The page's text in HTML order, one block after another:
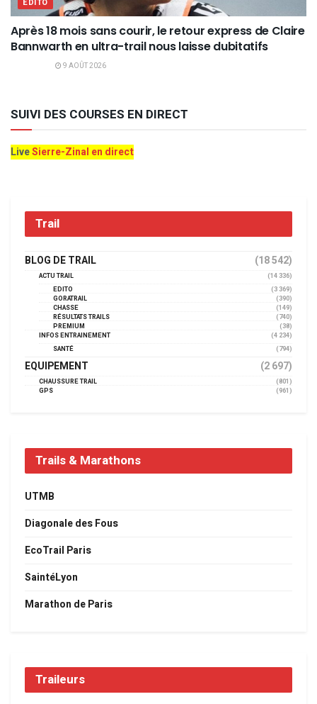
EDITO
Après 18 mois sans courir, le retour express de Claire
Bannwarth en ultra-trail nous laisse dubitatifs
9 AOÛT 2026
SUIVI DES COURSES EN DIRECT
LiveSierre-Zinal en direct
Trail
BLOG DE TRAIL (18 542)
ACTU TRAIL
(14 336)
EDITO
(3 369)
GORATRAIL
(390)
CHASSE
(149)
RÉSULTATS TRAILS
(740)
PREMIUM
(38)
INFOS ENTRAINEMENT
(4 234)
SANTÉ
(794)
EQUIPEMENT (2 697)
CHAUSSURE TRAIL
(801)
GPS
(961)
Trails & Marathons
UTMB
Diagonale des Fous
EcoTrail Paris
SaintéLyon
Marathon de Paris
Traileurs